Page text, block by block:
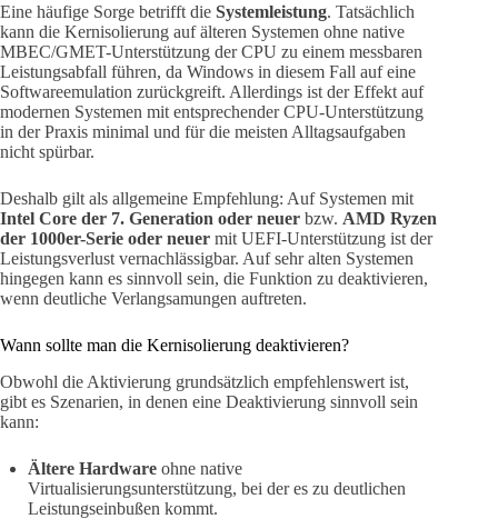
Eine häufige Sorge betrifft die Systemleistung. Tatsächlich
kann die Kernisolierung auf älteren Systemen ohne native
MBEC/GMET-Unterstützung der CPU zu einem messbaren
Leistungsabfall führen, da Windows in diesem Fall auf eine
Softwareemulation zurückgreift. Allerdings ist der Effekt auf
modernen Systemen mit entsprechender CPU-Unterstützung
in der Praxis minimal und für die meisten Alltagsaufgaben
nicht spürbar.
Deshalb gilt als allgemeine Empfehlung: Auf Systemen mit
Intel Core der 7. Generation oder neuer bzw. AMD Ryzen
der 1000er-Serie oder neuer mit UEFI-Unterstützung ist der
Leistungsverlust vernachlässigbar. Auf sehr alten Systemen
hingegen kann es sinnvoll sein, die Funktion zu deaktivieren,
wenn deutliche Verlangsamungen auftreten.
Wann sollte man die Kernisolierung deaktivieren?
Obwohl die Aktivierung grundsätzlich empfehlenswert ist,
gibt es Szenarien, in denen eine Deaktivierung sinnvoll sein
kann:
Ältere Hardware ohne native
Virtualisierungsunterstützung, bei der es zu deutlichen
Leistungseinbußen kommt.